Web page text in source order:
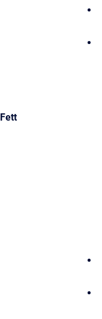
Fett